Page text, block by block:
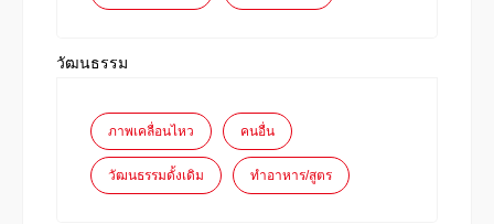
วัฒนธรรม
ภาพเคลื่อนไหว คนอื่น
วัฒนธรรมดั้งเดิม ทำอาหาร/สูตร